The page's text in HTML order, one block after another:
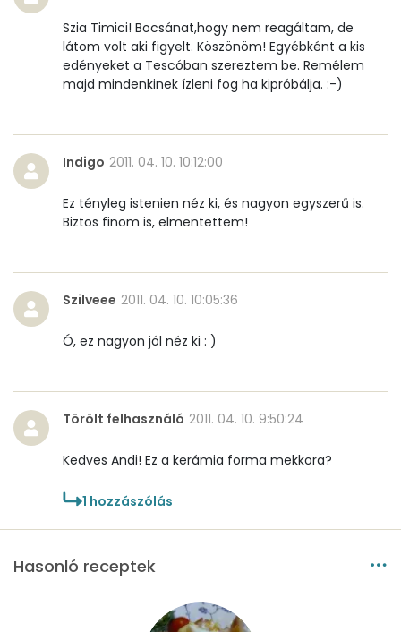
Szia Timici! Bocsánat,hogy nem reagáltam, de
látom volt aki figyelt. Köszönöm! Egyébként a kis
edényeket a Tescóban szereztem be. Remélem
majd mindenkinek ízleni fog ha kipróbálja. :-)
Indigo 2011. 04. 10. 10:12:00
Ez tényleg istenien néz ki, és nagyon egyszerű is.
Biztos finom is, elmentettem!
Szilveee 2011. 04. 10. 10:05:36
Ó, ez nagyon jól néz ki : )
Törölt felhasználó 2011. 04. 10. 9:50:24
Kedves Andi! Ez a kerámia forma mekkora?
1 hozzászólás
Hasonló receptek